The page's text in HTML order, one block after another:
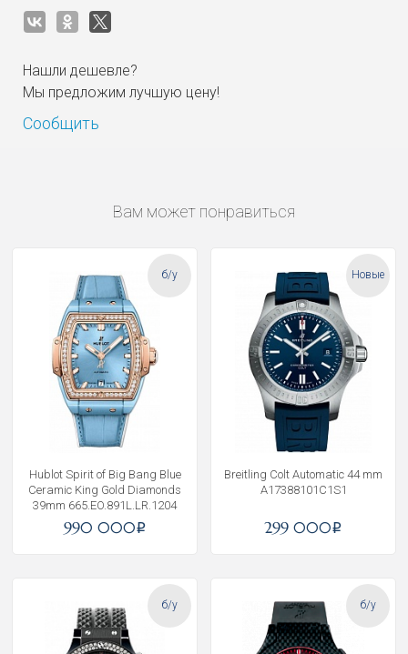
Нашли дешевле?
Мы предложим лучшую цену!
Сообщить
Вам может понравиться
б/у
Hublot Spirit of Big Bang Blue
Ceramic King Gold Diamonds
39mm 665.EO.891L.LR.1204
990 000i
Новые
Breitling Colt Automatic 44 mm
A17388101C1S1
299 000i
б/у б/у